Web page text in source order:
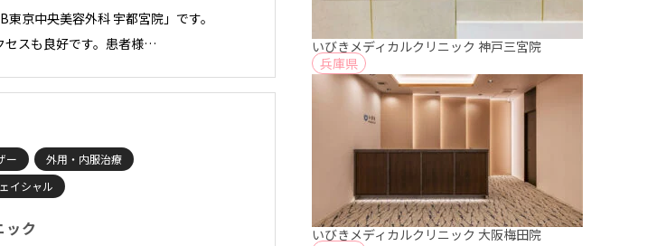
京中央美容外科 宇都宮院」です。
セスも良好です。患者様…
ー
外用・内服治療
イシャル
ク
いびきメディカルクリニック 神戸三宮院
兵庫県
いびきメディカルクリニック 大阪梅田院